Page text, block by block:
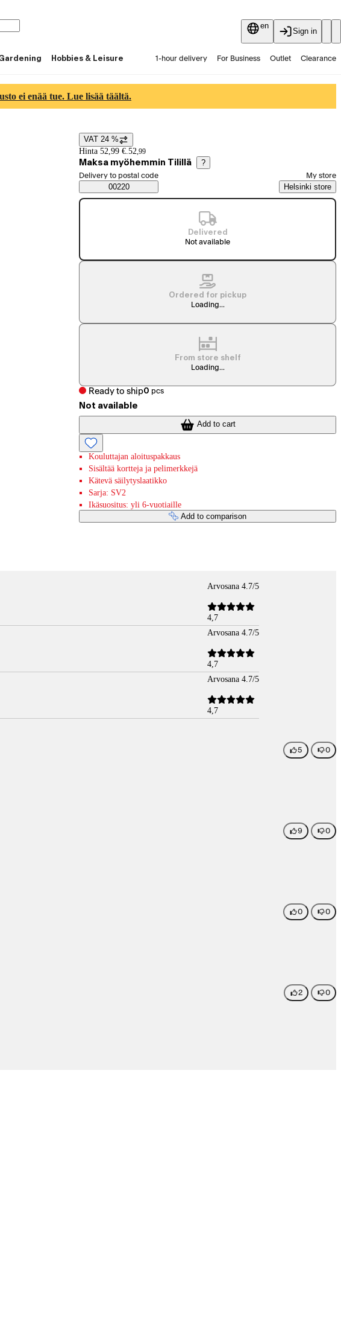
en
Sign in
Hobbies & Leisure 1-hour delivery For Business Outlet Clearance
ei enää tue. Lue lisää täältä.
Price details
VAT 24 %
Hinta 52,99 €.52,99
Maksa myöhemmin Tilillä ?
Saatavuustiedot
Select order method
Delivery to postal code
00220
My store
Helsinki store
Delivered
Not available
Ordered for pickup
Loading...
From store shelf
Loading...
Ready to ship0 pcs
Not available
Add to cart
Kouluttajan aloituspakkaus
Sisältää kortteja ja pelimerkkejä
Kätevä säilytyslaatikko
Sarja: SV2
Ikäsuositus: yli 6-vuotiaille
Add to comparison
Arvosana 4.7/5
4,7
Arvosana 4.7/5
4,7
Arvosana 4.7/5
4,7
5 0
9 0
0 0
2 0